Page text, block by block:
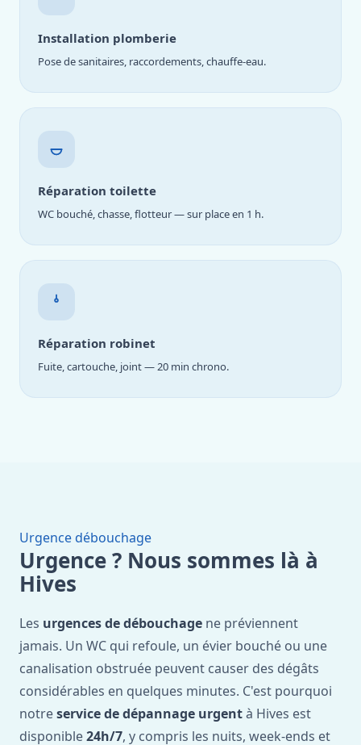
Installation plomberie
Pose de sanitaires, raccordements, chauffe-eau.
Réparation toilette
WC bouché, chasse, flotteur — sur place en 1 h.
Réparation robinet
Fuite, cartouche, joint — 20 min chrono.
Urgence débouchage
Urgence ? Nous sommes là à
Hives
Les urgences de débouchage ne préviennent
jamais. Un WC qui refoule, un évier bouché ou une
canalisation obstruée peuvent causer des dégâts
considérables en quelques minutes. C'est pourquoi
notreservice de dépannage urgentà Hives est
disponible24h/7, y compris les nuits, week-ends et